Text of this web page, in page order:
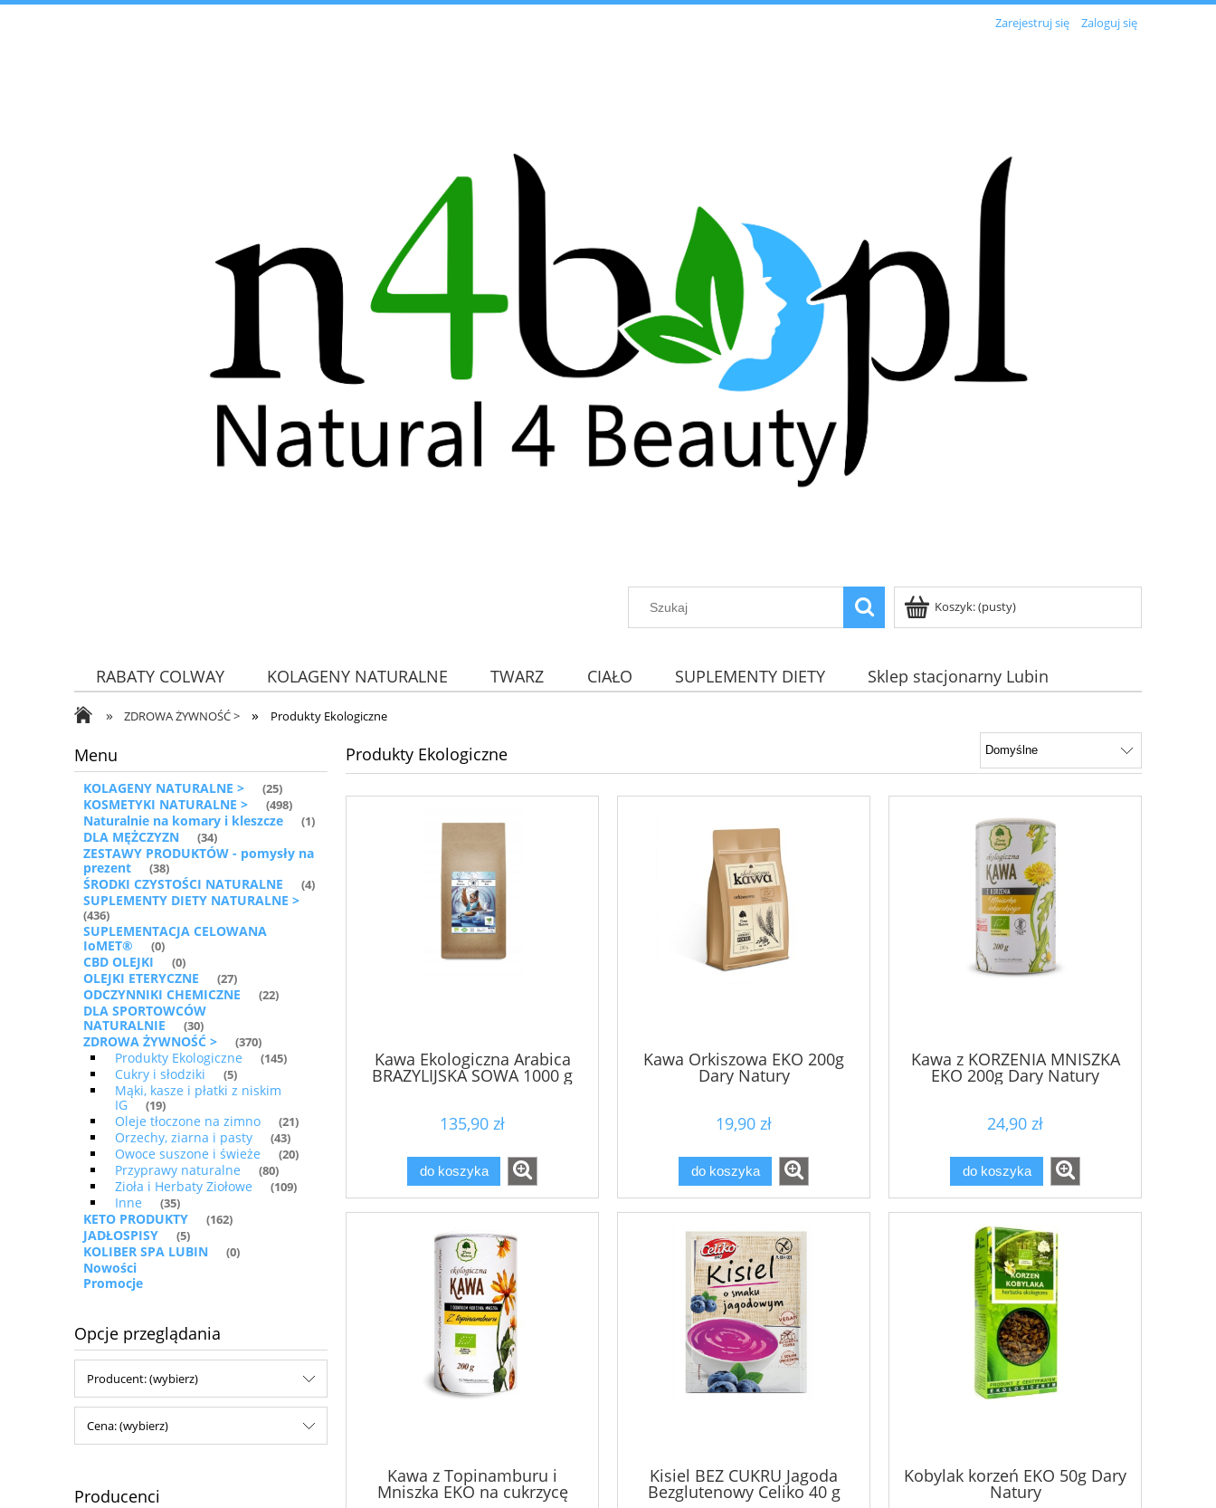
Zarejestruj się Zaloguj się
Koszyk:(pusty)
RABATY COLWAY KOLAGENY NATURALNE TWARZ CIAŁO SUPLEMENTY DIETY
Sklep stacjonarny Lubin
ZDROWA ŻYWNOŚĆ
» ZDROWA ŻYWNOŚĆ > » Produkty Ekologiczne
Menu
KOLAGENY NATURALNE > (25)
KOSMETYKI NATURALNE > (498)
Naturalnie na komary i kleszcze (1)
DLA MĘŻCZYZN (34)
ZESTAWY PRODUKTÓW - pomysły na
prezent
(38)
ŚRODKI CZYSTOŚCI NATURALNE (4)
SUPLEMENTY DIETY NATURALNE >
(436)
SUPLEMENTACJA CELOWANA
IoMET®
(0)
CBD OLEJKI (0)
OLEJKI ETERYCZNE (27)
ODCZYNNIKI CHEMICZNE (22)
DLA SPORTOWCÓW
NATURALNIE
(30)
ZDROWA ŻYWNOŚĆ > (370)
Produkty Ekologiczne (145)
Cukry i słodziki (5)
Mąki, kasze i płatki z niskim
IG
(19)
Oleje tłoczone na zimno (21)
Orzechy, ziarna i pasty (43)
Owoce suszone i świeże (20)
Przyprawy naturalne (80)
Zioła i Herbaty Ziołowe (109)
Inne (35)
KETO PRODUKTY (162)
JADŁOSPISY (5)
KOLIBER SPA LUBIN (0)
Nowości
Promocje
Opcje przeglądania
Producent: (wybierz)
Cena: (wybierz)
Producenci
Produkty Ekologiczne
Kawa Ekologiczna Arabica
BRAZYLIJSKA SOWA 1000 g
ziarna EcoBlik
135,90 zł
do koszyka
Kawa Orkiszowa EKO 200g
Dary Natury
19,90 zł
do koszyka
Kawa z KORZENIA MNISZKA
EKO 200g Dary Natury
24,90 zł
do koszyka
Kawa z Topinamburu i
Mniszka EKO na cukrzycę
Kisiel BEZ CUKRU Jagoda
Bezglutenowy Celiko 40 g
Kobylak korzeń EKO 50g Dary
Natury